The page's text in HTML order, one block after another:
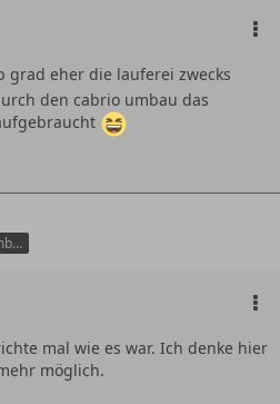
grad eher die lauferei zwecks
den cabrio umbau das
Moderator & VIP-Member
mal wie es war. Ich denke hier
möglich.